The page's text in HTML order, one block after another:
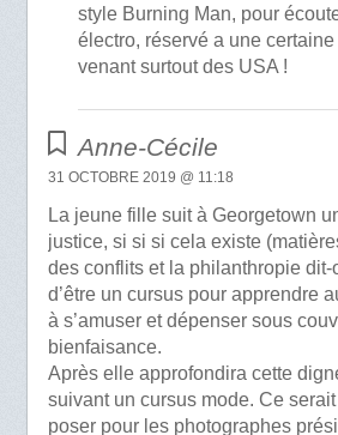
style Burning Man, pour
électro, réservé a une
venant surtout des USA !
Anne-Cécile
31 OCTOBRE 2019 @ 11:18
La jeune fille suit à Georgetown
justice, si si si cela existe
des conflits et la philanthropie dit-
d’être un cursus pour apprendre
à s’amuser et dépenser sous
bienfaisance.
Après elle approfondira cette
suivant un cursus mode. Ce
poser pour les photographes